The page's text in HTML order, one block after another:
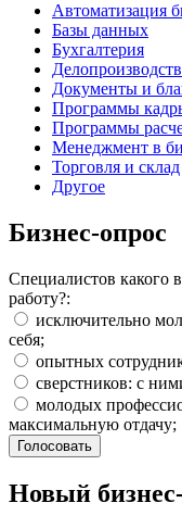
Автоматизация
Базы данных
Бухгалтерия
Документы и
Программы
Программы
Менеджмент в
Торговля и склад
Другое
Бизнес-опрос
Специалистов какого
работу?:
исключительно
себя;
опытных
сверстников: с
молодых
максимальную отдачу;
Новый